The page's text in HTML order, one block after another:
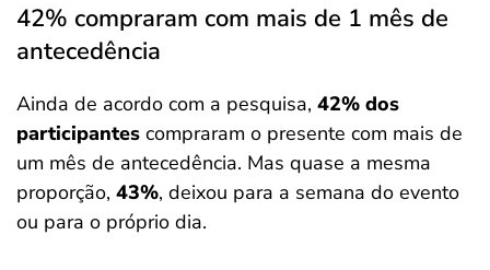
42% compraram com mais de 1 mês de
antecedência
Ainda de acordo com a pesquisa, 42% dos
participantes compraram o presente com mais de
um mês de antecedência. Mas quase a mesma
proporção, 43%, deixou para a semana do evento
ou para o próprio dia.